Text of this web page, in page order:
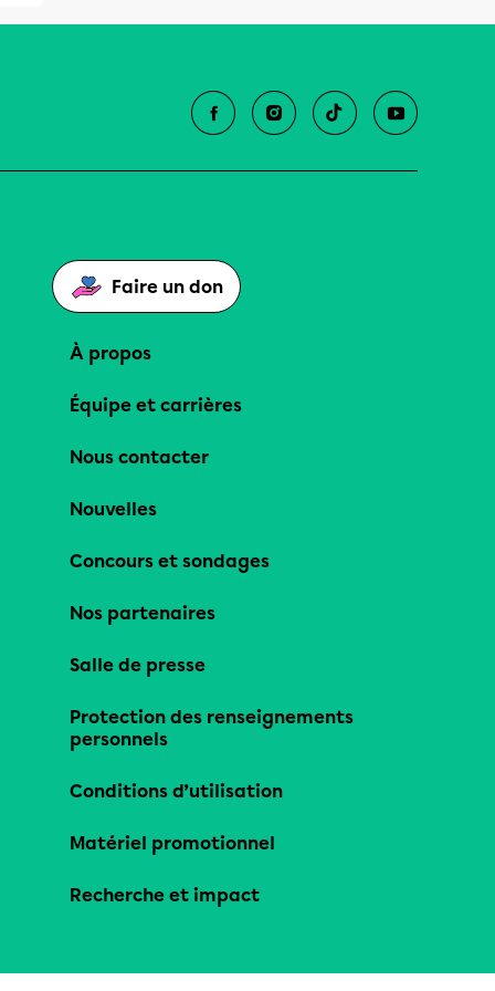
Faire un don
À propos
Équipe et carrières
Nous contacter
Nouvelles
Concours et sondages
Nos partenaires
Salle de presse
Protection des renseignements
personnels
Conditions d’utilisation
Matériel promotionnel
Recherche et impact